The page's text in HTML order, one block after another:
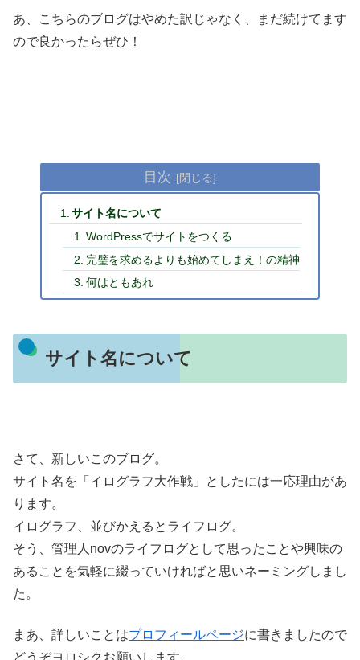
あ、こちらのブログはやめた訳じゃなく、まだ続けてます
ので良かったらぜひ！
目次
サイト名について
WordPressでサイトをつくる
完璧を求めるよりも始めてしまえ！の精神
何はともあれ
サイト名について
さて、新しいこのブログ。
サイト名を「イログラフ大作戦」としたには一応理由があ
ります。
イログラフ、並びかえるとライフログ。
そう、管理人novのライフログとして思ったことや興味の
あることを気軽に綴っていければと思いネーミングしまし
た。
まあ、詳しいことはプロフィールページに書きましたので
どうぞヨロシクお願いします。